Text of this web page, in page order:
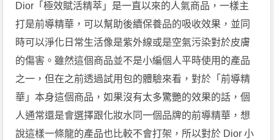
Dior「極效賦活精萃」是一直以來的人氣商品，一樣主
打是前導精華，可以幫助後續保養品的吸收效果，並同
時可以淨化日常生活像是紫外線或是空氣污染對於皮膚
的傷害。雖然這個商品並不是小編個人平時使用的產品
之一，但在之前透過試用包的體驗來看，對於「前導精
華」本身這個商品，如果沒有太多驚艷的效果的話，個
人通常還是會選擇跟化妝水同一個品牌的前導精華，想
說這樣一條龍的產品也比較不會打架，所以對於 Dior 小